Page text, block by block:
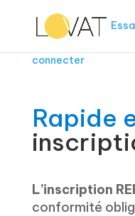
connecter
Rapide
L’inscription
conformité